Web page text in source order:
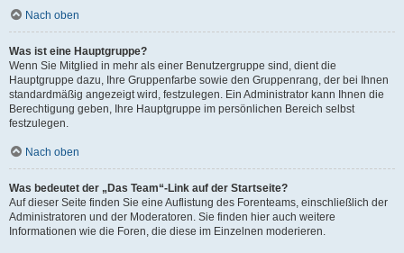
Nach oben
Was ist eine Hauptgruppe?
Wenn Sie Mitglied in mehr als einer Benutzergruppe sind, dient die
Hauptgruppe dazu, Ihre Gruppenfarbe sowie den Gruppenrang, der bei Ihnen
standardmäßig angezeigt wird, festzulegen. Ein Administrator kann Ihnen die
Berechtigung geben, Ihre Hauptgruppe im persönlichen Bereich selbst
festzulegen.
Nach oben
Was bedeutet der „Das Team“-Link auf der Startseite?
Auf dieser Seite finden Sie eine Auflistung des Forenteams, einschließlich der
Administratoren und der Moderatoren. Sie finden hier auch weitere
Informationen wie die Foren, die diese im Einzelnen moderieren.